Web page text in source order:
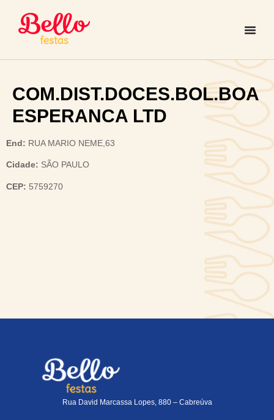
COM.DIST.DOCES.BOL.BOA
ESPERANCA LTD
End: RUA MARIO NEME,63
Cidade: SÃO PAULO
CEP: 5759270
Rua David Marcassa Lopes, 880 – Cabreúva